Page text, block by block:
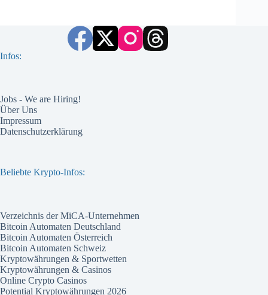
Infos:
Jobs - We are Hiring!
Über Uns
Impressum
Datenschutzerklärung
Beliebte Krypto-Infos:
Verzeichnis der MiCA-Unternehmen
Bitcoin Automaten Deutschland
Bitcoin Automaten Österreich
Bitcoin Automaten Schweiz
Kryptowährungen & Sportwetten
Kryptowährungen & Casinos
Online Crypto Casinos
Potential Kryptowährungen 2026